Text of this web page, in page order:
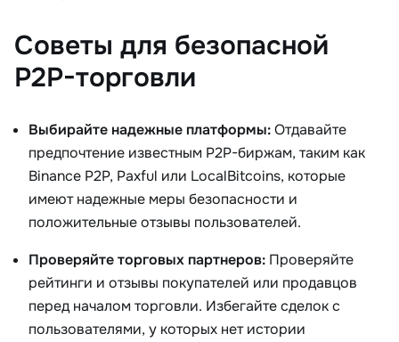
Советы для безопасной
P2P-торговли
Выбирайте надежные платформы:Отдавайте
предпочтение известным P2P-биржам, таким как
Binance P2P, Paxful или LocalBitcoins, которые
имеют надежные меры безопасности и
положительные отзывы пользователей.
Проверяйте торговых партнеров: Проверяйте
рейтинги и отзывы покупателей или продавцов
перед началом торговли. Избегайте сделок с
пользователями, у которых нет истории